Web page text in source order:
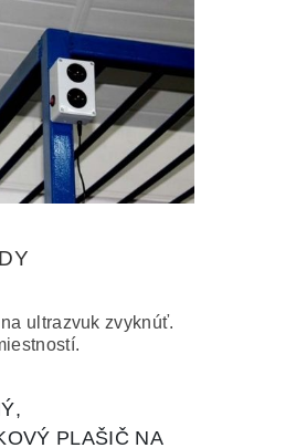
ultrazvuk zvyknúť.